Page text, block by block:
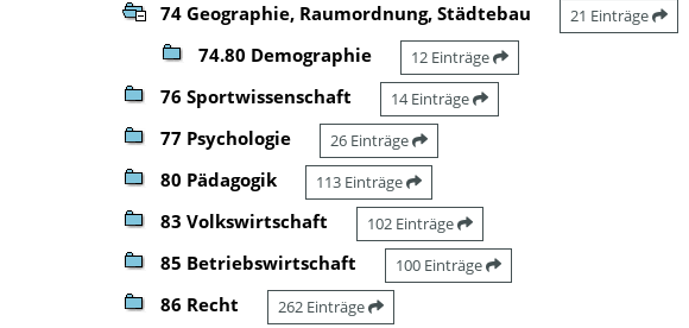
74 Geographie, Raumordnung, Städtebau 21 Einträge
74.80 Demographie 12 Einträge
76 Sportwissenschaft 14 Einträge
77 Psychologie 26 Einträge
80 Pädagogik 113 Einträge
83 Volkswirtschaft 102 Einträge
85 Betriebswirtschaft 100 Einträge
86 Recht 262 Einträge